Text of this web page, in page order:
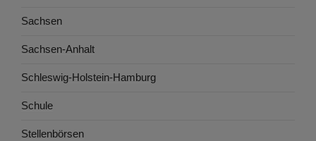
Sachsen
Sachsen-Anhalt
Schleswig-Holstein-Hamburg
Schule
Stellenbörsen